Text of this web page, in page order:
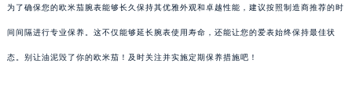
为了确保您的欧米茄腕表能够长久保持其优雅外观和卓越性能，建议按照制造商推荐的时
间间隔进行专业保养。这不仅能够延长腕表使用寿命，还能让您的爱表始终保持最佳状
态。别让油泥毁了你的欧米茄！及时关注并实施定期保养措施吧！